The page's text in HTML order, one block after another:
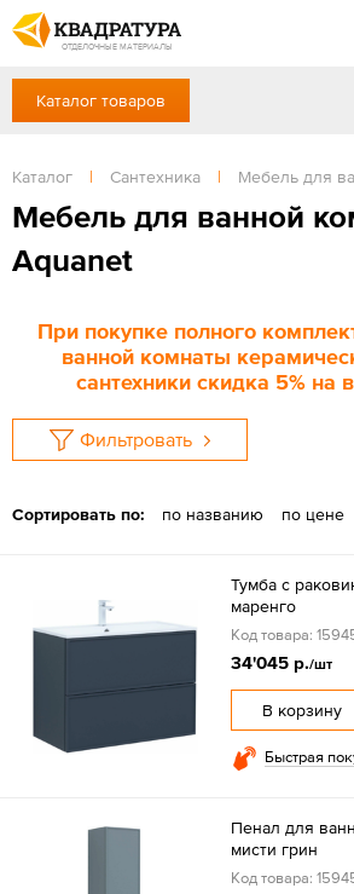
ОТДЕЛОЧНЫЕ МАТЕРИАЛЫ
Профи
Контакты
Доставка и оплата
Выставочный зал
Готовые решения
Отзывы
+7 (861) 217-94-70
Сб, Вс — выходной
ЗАКАЗАТЬ ЗВОНОК
Вход / Регистрация
Каталог товаров
Каталог | Сантехника | Мебель для
Мебель для ванной
Aquanet
При покупке полного
ванной комнаты
сантехники скидка 5% на
Фильтровать
Сортировать по: по названию по цене
Тумба с
маренго
Код товара:
34'045 р./шт
В корзину
Быстрая
Пенал для
мисти грин
Код товара: